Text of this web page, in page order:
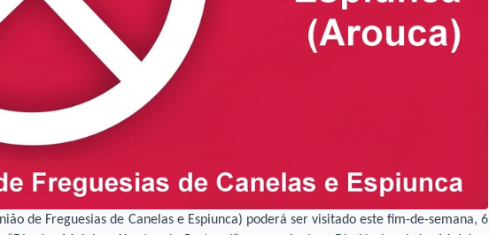
de Freguesias de Canelas e Espiunca) poderá ser visitado este fim-de-semana, 6